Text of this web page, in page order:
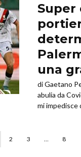
Super
una
di Gaetano
abulia da
mi impedisce
2 3 … 8